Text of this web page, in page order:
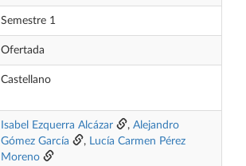
Semestre 1
Ofertada
Castellano
Isabel Ezquerra Alcázar , Alejandro
Gómez García
, Lucía Carmen Pérez
Moreno